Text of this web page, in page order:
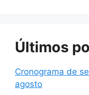
Últimos
Cronograma de
agosto